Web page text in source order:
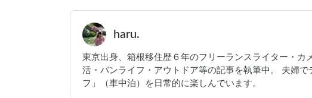
haru.
東京出身、箱根移住歴６年のフリーランスライター・カ
活・バンライフ・アウトドア等の記事を執筆中。 夫婦
フ」（車中泊）を日常的に楽しんでいます。